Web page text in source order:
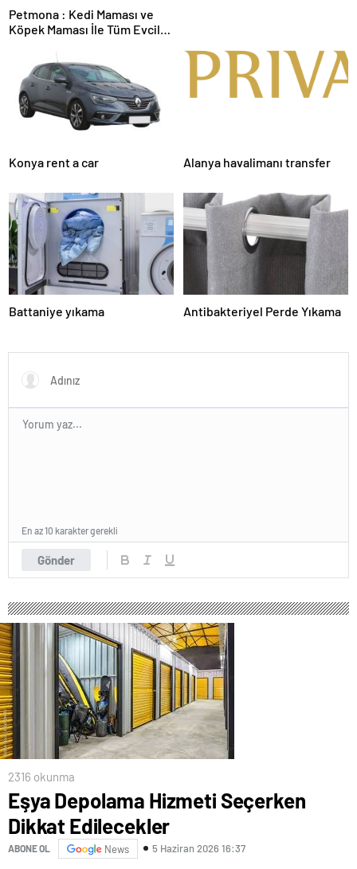
Petmona : Kedi Maması ve
Köpek Maması İle Tüm Evcil
Konya rent a car Alanya havalimanı transfer
Battaniye yıkama Antibakteriyel Perde Yıkama
Gönder
En az 10 karakter gerekli
2316 okunma
Eşya Depolama Hizmeti Seçerken
Dikkat Edilecekler
ABONE OL News 5 Haziran 2026 16:37